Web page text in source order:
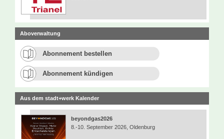
Aboverwaltung
Abonnement bestellen
Abonnement kündigen
Aus dem stadt+werk Kalender
beyondgas2026
8.-10. September 2026, Oldenburg